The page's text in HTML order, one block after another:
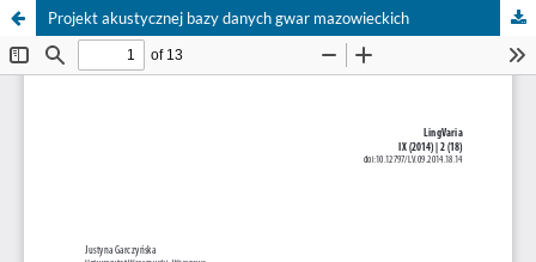
Projekt akustycznej bazy danych gwar mazowieckich